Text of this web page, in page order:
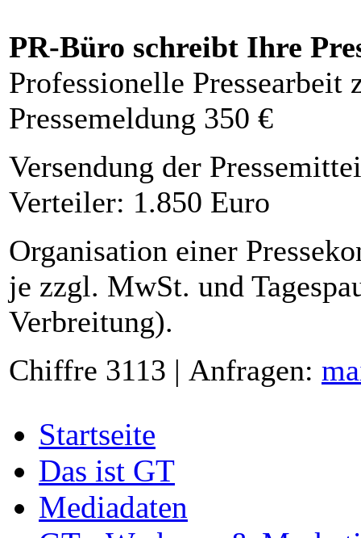
PR-Büro schreibt Ihre
Professionelle Pressearbeit
Pressemeldung 350 €
Versendung der
Verteiler: 1.850 Euro
Organisation einer
je zzgl. MwSt. und
Verbreitung).
Chiffre 3113 | Anfragen:
Startseite
Das ist GT
Mediadaten